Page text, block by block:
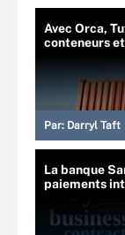
Avec Orca,
conteneurs
Par: Darryl Taft
La banque
paiements